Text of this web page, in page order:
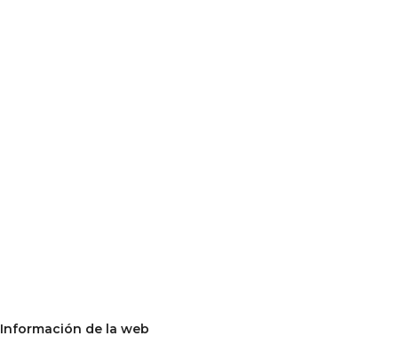
Información de la web